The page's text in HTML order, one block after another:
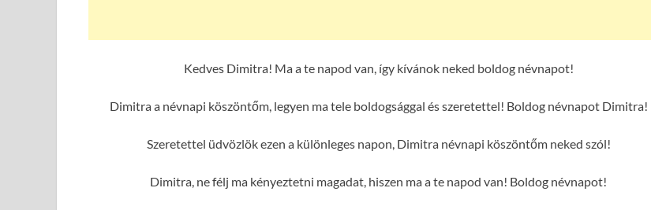
Kedves Dimitra! Ma a te napod van, így kívánok neked boldog névnapot!
Dimitra a névnapi köszöntőm, legyen ma tele boldogsággal és szeretettel! Boldog névnapot Dimitra!
Szeretettel üdvözlök ezen a különleges napon, Dimitra névnapi köszöntőm neked szól!
Dimitra, ne félj ma kényeztetni magadat, hiszen ma a te napod van! Boldog névnapot!